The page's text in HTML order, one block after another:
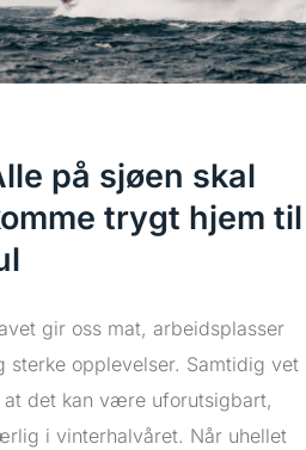
på sjøen skal
trygt hjem til
gir oss mat, arbeidsplasser
sterke opplevelser. Samtidig vet
at det kan være uforutsigbart,
i vinterhalvåret. Når uhellet